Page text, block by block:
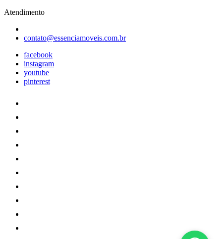
Atendimento
contato@essenciamoveis.com.br
facebook
instagram
youtube
pinterest